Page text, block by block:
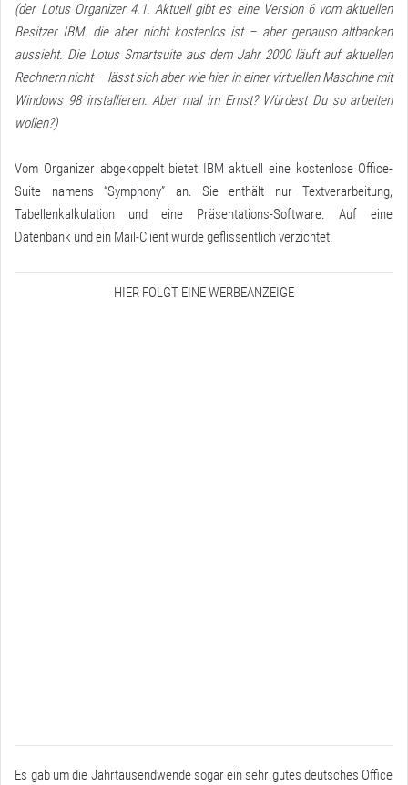
(der Lotus Organizer 4.1. Aktuell gibt es eine Version 6 vom aktuellen
Besitzer IBM. die aber nicht kostenlos ist – aber genauso altbacken
aussieht. Die Lotus Smartsuite aus dem Jahr 2000 läuft auf aktuellen
Rechnern nicht – lässt sich aber wie hier in einer virtuellen Maschine mit
Windows 98 installieren. Aber mal im Ernst? Würdest Du so arbeiten
wollen?)
Vom Organizer abgekoppelt bietet IBM aktuell eine kostenlose Office-
Suite namens “Symphony” an. Sie enthält nur Textverarbeitung,
Tabellenkalkulation und eine Präsentations-Software. Auf eine
Datenbank und ein Mail-Client wurde geflissentlich verzichtet.
HIER FOLGT EINE WERBEANZEIGE
Es gab um die Jahrtausendwende sogar ein sehr gutes deutsches Office